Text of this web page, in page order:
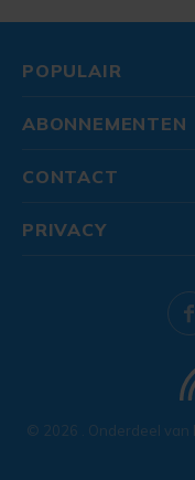
POPULAIR
ABONNEMENTEN
CONTACT
© 2026 . Onderdeel van
PRIVACY